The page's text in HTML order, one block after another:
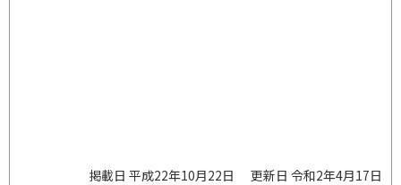
掲載日 平成22年10月22日 更新日 令和2年4月17日